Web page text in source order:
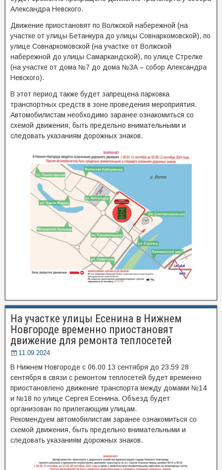
Александра Невского.
Движение приостановят по Волжской набережной (на
участке от улицы Бетанкура до улицы Совнаркомовской), по
улице Совнаркомовской (на участке от Волжской
набережной до улицы Самаркандской), по улице Стрелке
(на участке от дома №7 до дома №3А – собор Александра
Невского).
В этот период также будет запрещена парковка
транспортных средств в зоне проведения мероприятия.
Автомобилистам необходимо заранее ознакомиться со
схемой движения, быть предельно внимательными и
следовать указаниям дорожных знаков.
На участке улицы Есенина в Нижнем
Новгороде временно приостановят
движение для ремонта теплосетей
11.09.2024
В Нижнем Новгороде с 06.00 13 сентября до 23.59 28
сентября в связи с ремонтом теплосетей будет временно
приостановлено движение транспорта между домами №14
и №18 по улице Сергея Есенина. Объезд будет
организован по прилегающим улицам.
Рекомендуем автомобилистам заранее ознакомиться со
схемой движения, быть предельно внимательными и
следовать указаниям дорожных знаков.